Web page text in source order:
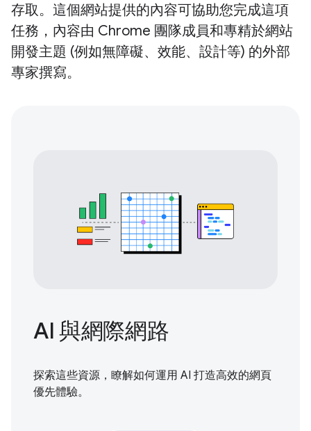
存取。這個網站提供的內容可協助您完成這項
任務，內容由 Chrome 團隊成員和專精於網站
開發主題 (例如無障礙、效能、設計等) 的外部
專家撰寫。
AI 與網際網路
探索這些資源，瞭解如何運用 AI 打造高效的網頁
優先體驗。